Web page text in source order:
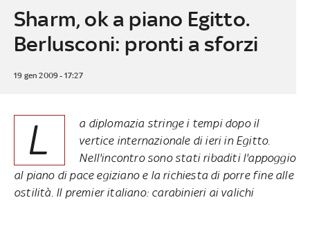
Sharm, ok a piano Egitto.
Berlusconi: pronti a sforzi
19 gen 2009 - 17:27
L
a diplomazia stringe i tempi dopo il
vertice internazionale di ieri in Egitto.
Nell'incontro sono stati ribaditi l'appoggio
al piano di pace egiziano e la richiesta di porre fine alle
ostilità. Il premier italiano: carabinieri ai valichi